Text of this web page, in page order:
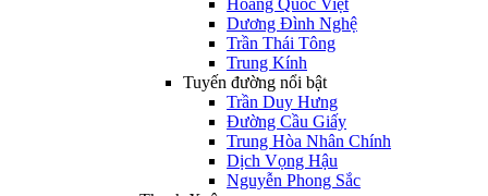
Hoàng Quốc Việt
Dương Đình Nghệ
Trần Thái Tông
Trung Kính
Tuyến đường nổi bật
Trần Duy Hưng
Đường Cầu Giấy
Trung Hòa Nhân Chính
Dịch Vọng Hậu
Nguyễn Phong Sắc